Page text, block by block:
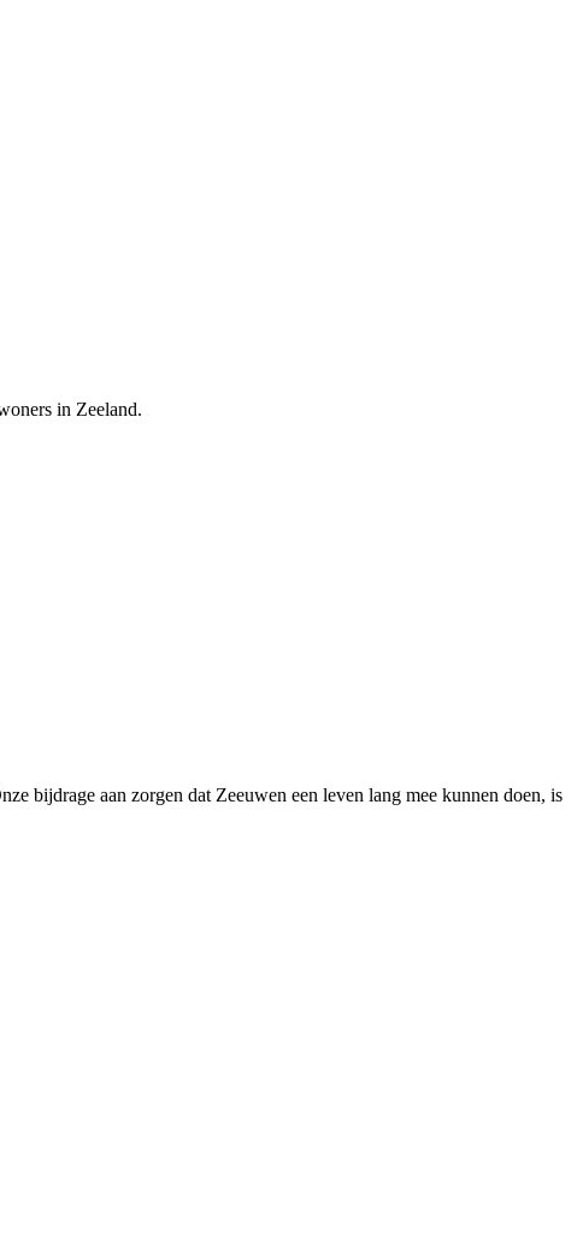
in Zeeland.
bijdrage aan zorgen dat Zeeuwen een leven lang mee kunnen doen, is